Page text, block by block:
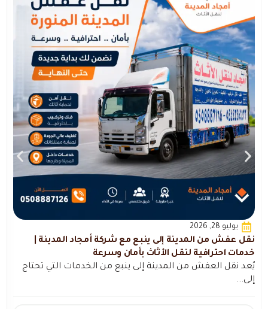
يوليو 28, 2026
نقل عفش من المدينة إلى ينبع مع شركة أمجاد المدينة |
خدمات احترافية لنقل الأثاث بأمان وسرعة
يُعد نقل العفش من المدينة إلى ينبع من الخدمات التي تحتاج
إلى...